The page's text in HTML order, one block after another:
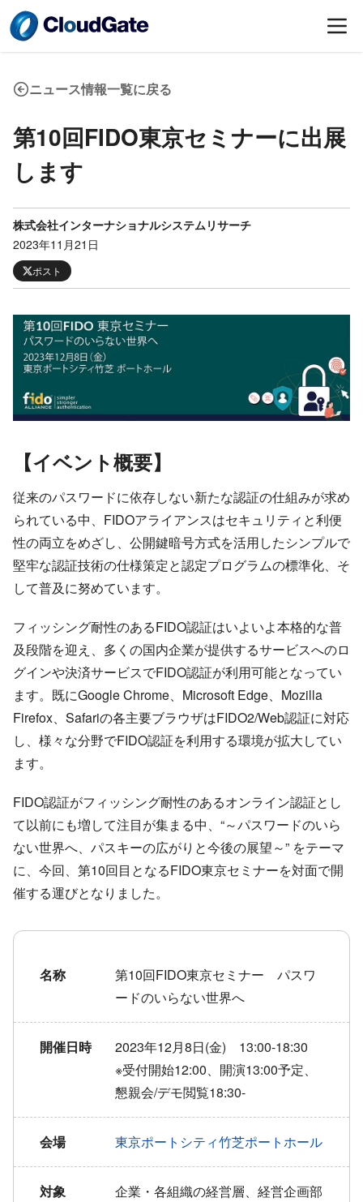
ニュース情報一覧に戻る
第10回FIDO東京セミナーに出展
します
株式会社インターナショナルシステムリサーチ
2023年11月21日
ポスト
【イベント概要】
従来のパスワードに依存しない新たな認証の仕組みが求め
られている中、FIDOアライアンスはセキュリティと利便
性の両立をめざし、公開鍵暗号方式を活用したシンプルで
堅牢な認証技術の仕様策定と認定プログラムの標準化、そ
して普及に努めています。
フィッシング耐性のあるFIDO認証はいよいよ本格的な普
及段階を迎え、多くの国内企業が提供するサービスへのロ
グインや決済サービスでFIDO認証が利用可能となってい
ます。既にGoogle Chrome、Microsoft Edge、Mozilla
Firefox、Safariの各主要ブラウザはFIDO2/Web認証に対応
し、様々な分野でFIDO認証を利用する環境が拡大してい
ます。
FIDO認証がフィッシング耐性のあるオンライン認証とし
て以前にも増して注目が集まる中、“～パスワードのいら
ない世界へ、パスキーの広がりと今後の展望～” をテーマ
に、今回、第10回目となるFIDO東京セミナーを対面で開
催する運びとなりました。
名称
第10回FIDO東京セミナー パスワ
ードのいらない世界へ
開催日時
2023年12月8日(金) 13:00-18:30
※受付開始12:00、開演13:00予定、
懇親会/デモ閲覧18:30-
会場 東京ポートシティ竹芝ポートホール
対象
企業・各組織の経営層、経営企画部